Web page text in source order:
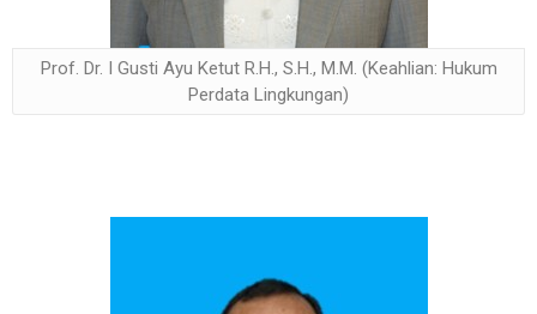
Prof. Dr. I Gusti Ayu Ketut R.H., S.H., M.M. (Keahlian: Hukum
Perdata Lingkungan)